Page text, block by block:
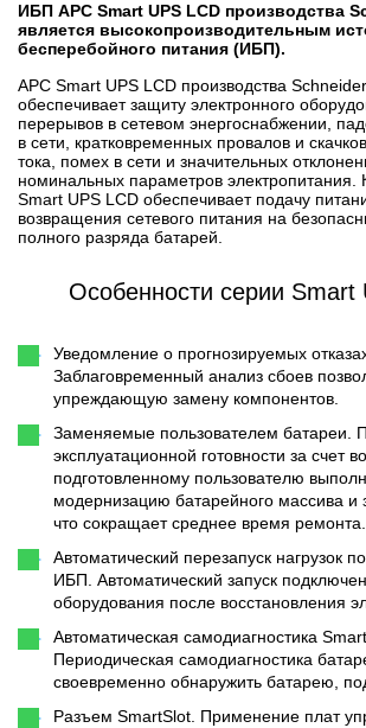
ИБП APC Smart UPS LCD производства
является высокопроизводительным
бесперебойного питания (ИБП).
APC Smart UPS LCD производства
обеспечивает защиту электронного
перерывов в сетевом энергоснабжении,
в сети, кратковременных провалов и
тока, помех в сети и значительных
номинальных параметров электропитания.
Smart UPS LCD обеспечивает подачу
возвращения сетевого питания на
полного разряда батарей.
Особенности серии Smart
Уведомление о прогнозируемых
Заблаговременный анализ сбоев
упреждающую замену компонентов.
Заменяемые пользователем батареи.
эксплуатационной готовности за счет
подготовленному пользователю
модернизацию батарейного массива и
что сокращает среднее время ремонта.
Автоматический перезапуск нагрузок
ИБП. Автоматический запуск
оборудования после восстановления
Автоматическая самодиагностика
Периодическая самодиагностика
своевременно обнаружить батарею,
Разъем SmartSlot. Применение плат